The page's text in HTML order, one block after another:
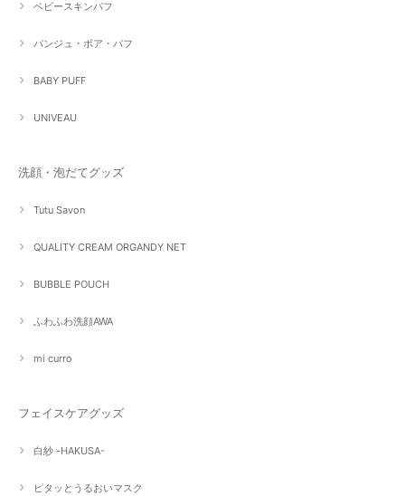
ベビースキンパフ
パンジュ・ボア・パフ
BABY PUFF
UNIVEAU
洗顔・泡だてグッズ
Tutu Savon
QUALITY CREAM ORGANDY NET
BUBBLE POUCH
ふわふわ洗顔AWA
mi curro
フェイスケアグッズ
白紗 -HAKUSA-
ピタッとうるおいマスク